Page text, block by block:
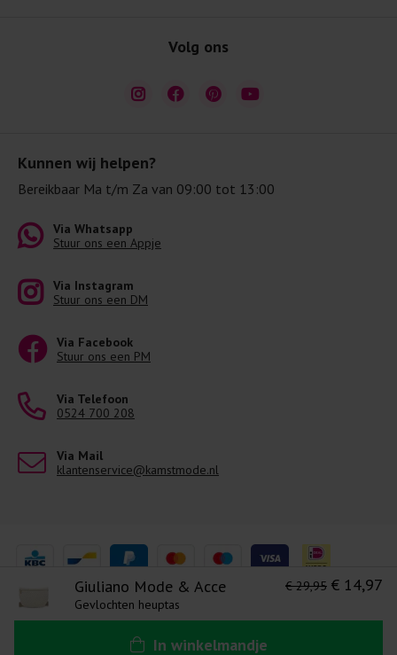
Giuliano Mode & Acce
Gevlochten heuptas
€ 29,95 € 14,97
Levering 1-3 Werkdagen
In winkelmandje
Kunnen wij helpen?
Bereikbaar Ma t/m Za van 09:00 tot 13:00
Via Whatsapp
Stuur ons een Appje
Via Instagram
Stuur ons een DM
Via Facebook
Stuur ons een PM
Via Telefoon
0524 700 208
Via Mail
klantenservice@kamstmode.nl
Volg ons
Algemene voorwaarden Disclaimer
Ons privacy statement